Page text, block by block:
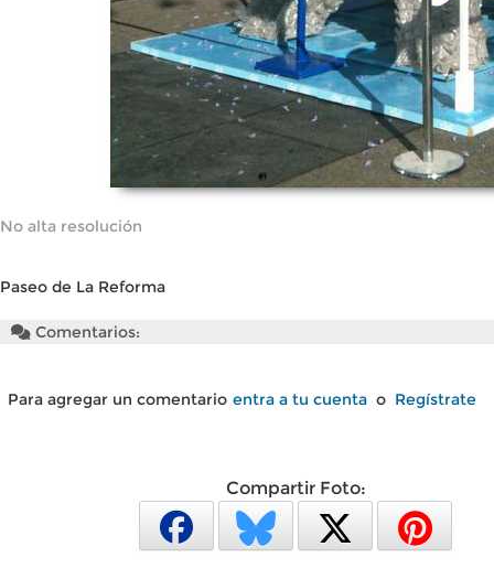
No alta resolución
Paseo de La Reforma
Comentarios:
Para agregar un comentario entra a tu cuenta o Regístrate
Compartir Foto: